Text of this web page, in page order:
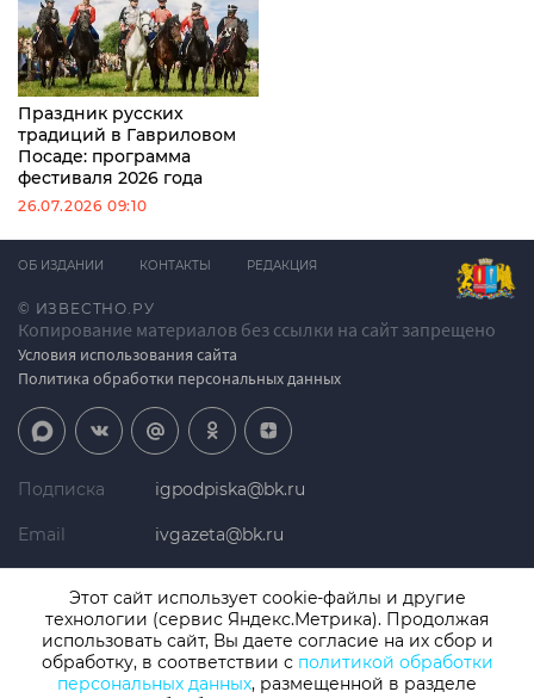
Праздник русских
традиций в Гавриловом
Посаде: программа
фестиваля 2026 года
26.07.2026 09:10
© ИЗВЕСТНО.РУ
Копирование материалов без ссылки на сайт запрещено
Условия использования сайта
Политика обработки персональных данных
ОБ ИЗДАНИИ КОНТАКТЫ РЕДАКЦИЯ
Подписка igpodpiska@bk.ru
Email ivgazeta@bk.ru
Телефон +7 (4932) 41-94-81
Этот сайт использует cookie-файлы и другие
технологии (сервис Яндекс.Метрика). Продолжая
использовать сайт, Вы даете согласие на их сбор и
обработку, в соответствии с политикой обработки
персональных данных, размещенной в разделе